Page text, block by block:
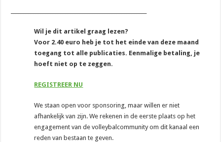
Wil je dit artikel graag lezen?
Voor 2.40 euro heb je tot het einde van deze maand
toegang tot alle publicaties. Eenmalige betaling, je
hoeft niet op te zeggen.
REGISTREER NU
We staan open voor sponsoring, maar willen er niet
afhankelijk van zijn. We rekenen in de eerste plaats op het
engagement van de volleybalcommunity om dit kanaal een
reden van bestaan te geven.